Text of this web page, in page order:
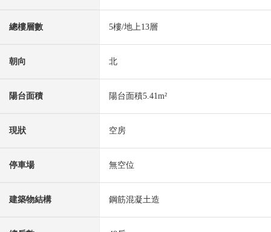
總樓層數 5樓/地上13層
朝向 北
陽台面積 陽台面積5.41m²
現狀 空房
停車場 無空位
建築物結構 鋼筋混凝土造